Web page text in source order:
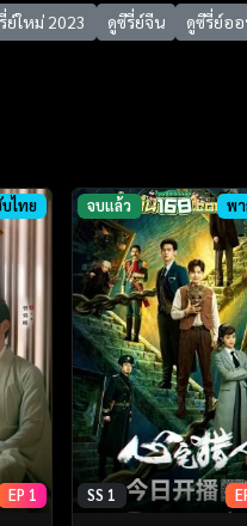
ย์ใหม่ 2023 ดูซีรี่ย์จีน
ดูซีรี่ย์อ
ไทย
EP 1
จบแล้ว พ
SS 1